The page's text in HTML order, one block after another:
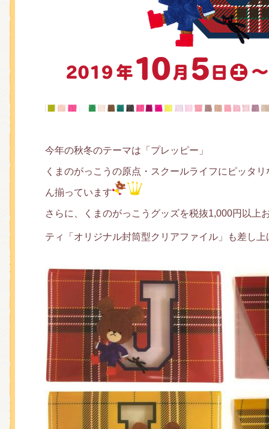
今年の秋冬のテーマは「プレッピー」
くまのがっこうの原点・スクールライフにピッタリ
ん揃っています
さらに、くまのがっこうグッズを税抜1,000円以上
ティ「オリジナル封筒型クリアファイル」も差し上